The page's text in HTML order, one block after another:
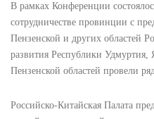
В рамках Конференции
сотрудничестве провинции с
Пензенской и других областей
развития Республики Удмуртия,
Пензенской областей провели
Российско-Китайская Палата